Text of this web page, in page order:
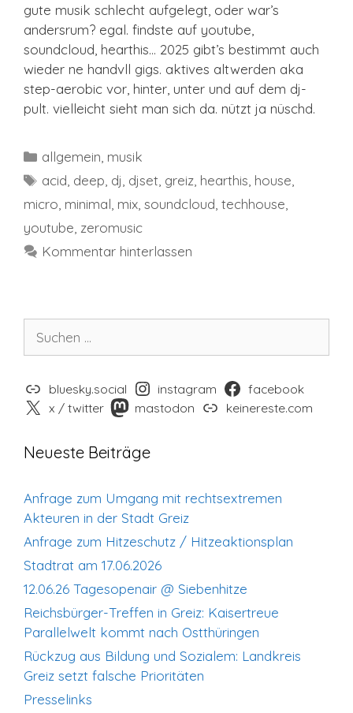
gute musik schlecht aufgelegt, oder war’s
andersrum? egal. findste auf youtube,
soundcloud, hearthis… 2025 gibt’s bestimmt auch
wieder ne handvll gigs. aktives altwerden aka
step-aerobic vor, hinter, unter und auf dem dj-
pult. vielleicht sieht man sich da. nützt ja nüschd.
Kategorien
allgemein musik
Schlagwörter
acid deep dj djset greiz hearthis house
micro minimal mix soundcloud techhouse
youtube zeromusic
Kommentar hinterlassen
nach:
bluesky.social instagram
facebook
x / twitter
mastodon keinereste.com
Neueste Beiträge
Anfrage zum Umgang mit rechtsextremen
Akteuren in der Stadt Greiz
Anfrage zum Hitzeschutz / Hitzeaktionsplan
Stadtrat am 17.06.2026
12.06.26 Tagesopenair @ Siebenhitze
Reichsbürger-Treffen in Greiz: Kaisertreue
Parallelwelt kommt nach Ostthüringen
Rückzug aus Bildung und Sozialem: Landkreis
Greiz setzt falsche Prioritäten
Presselinks